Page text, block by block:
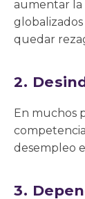
aumentar la
quedar
2.
En muchos
desempleo
3.